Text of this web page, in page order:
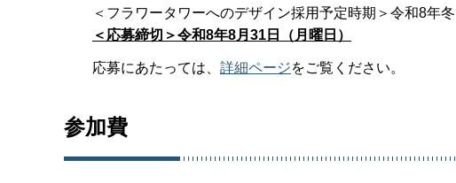
＜フラワータワーへのデザイン採用予定時期＞令和8年
＜応募締切＞令和8年8月31日（月曜日）
応募にあたっては、 詳細ページをご覧ください。
参加費